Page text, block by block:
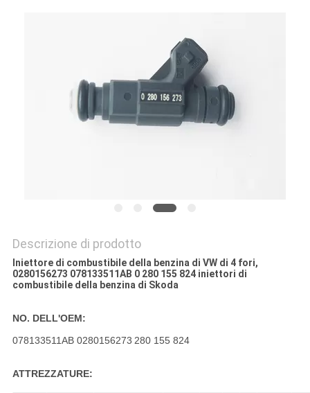
Descrizione di prodotto
Iniettore di combustibile della benzina di VW di 4 fori,
0280156273 078133511AB 0 280 155 824 iniettori di
combustibile della benzina di Skoda
NO. DELL'OEM:
078133511AB 0280156273 280 155 824
ATTREZZATURE: